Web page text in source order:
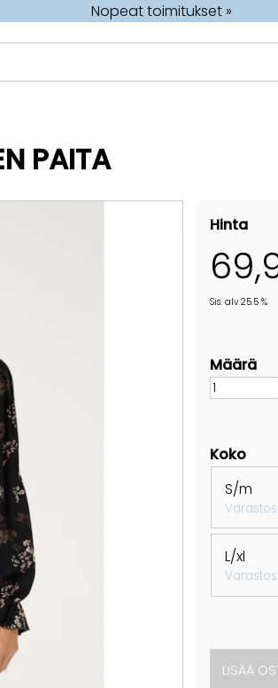
Nopeat toimitukset »
PAITA
Hinta
Sis. alv 25.5 %
Määrä
Koko
S/m
L/xl